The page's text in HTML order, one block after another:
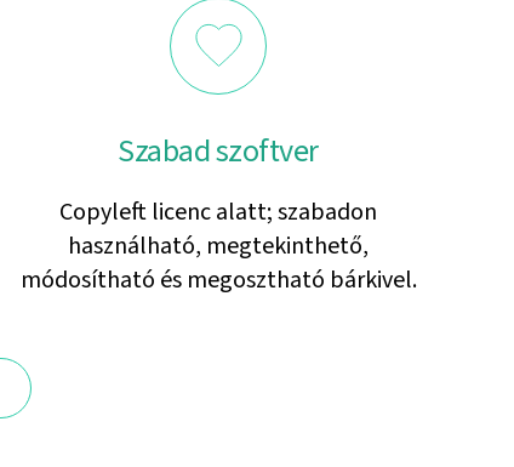
Szabad szoftver
Copyleft licenc alatt; szabadon
használható, megtekinthető,
módosítható és megosztható bárkivel.